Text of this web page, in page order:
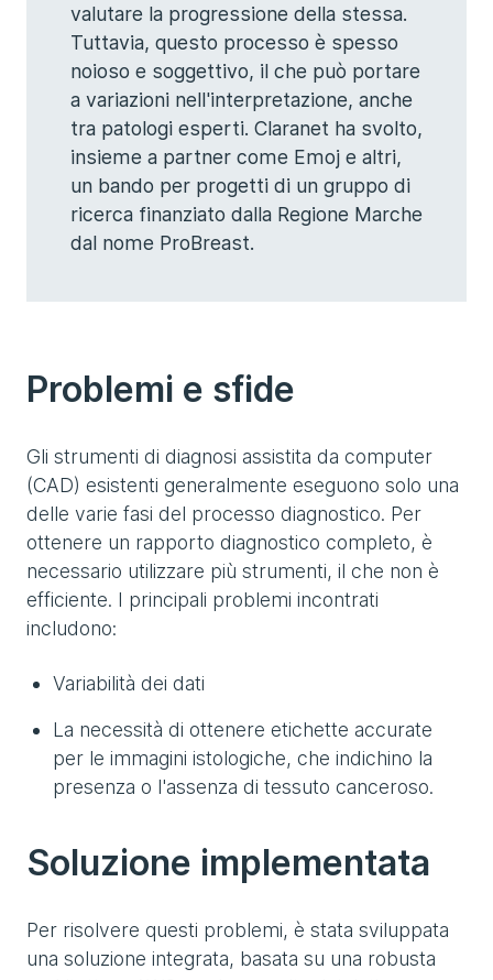
valutare la progressione della stessa.
Tuttavia, questo processo è spesso
noioso e soggettivo, il che può portare
a variazioni nell'interpretazione, anche
tra patologi esperti. Claranet ha svolto,
insieme a partner come Emoj e altri,
un bando per progetti di un gruppo di
ricerca finanziato dalla Regione Marche
dal nome ProBreast.
Problemi e sfide
Gli strumenti di diagnosi assistita da computer
(CAD) esistenti generalmente eseguono solo una
delle varie fasi del processo diagnostico. Per
ottenere un rapporto diagnostico completo, è
necessario utilizzare più strumenti, il che non è
efficiente. I principali problemi incontrati
includono:
Variabilità dei dati
La necessità di ottenere etichette accurate
per le immagini istologiche, che indichino la
presenza o l'assenza di tessuto canceroso.
Soluzione implementata
Per risolvere questi problemi, è stata sviluppata
una soluzione integrata, basata su una robusta